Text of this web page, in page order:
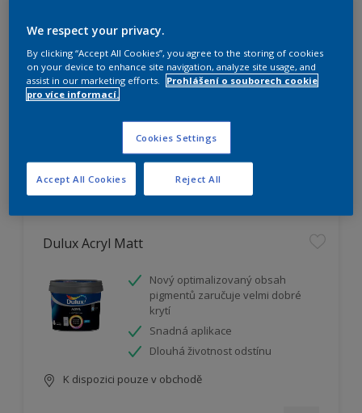
Omyvatelný
Vysoká otěruodolnost
Extrémní vydatnost
Dulux Acryl Matt
Nový optimalizovaný obsah
pigmentů zaručuje velmi dobré
krytí
Snadná aplikace
Dlouhá životnost odstínu
K dispozici pouze v obchodě
We respect your privacy.
By clicking “Accept All Cookies”, you agree to the storing of cookies
on your device to enhance site navigation, analyze site usage, and
assist in our marketing efforts.
Prohlášení o souborech cookie
pro více informací.
Cookies Settings
Reject All
Accept All Cookies